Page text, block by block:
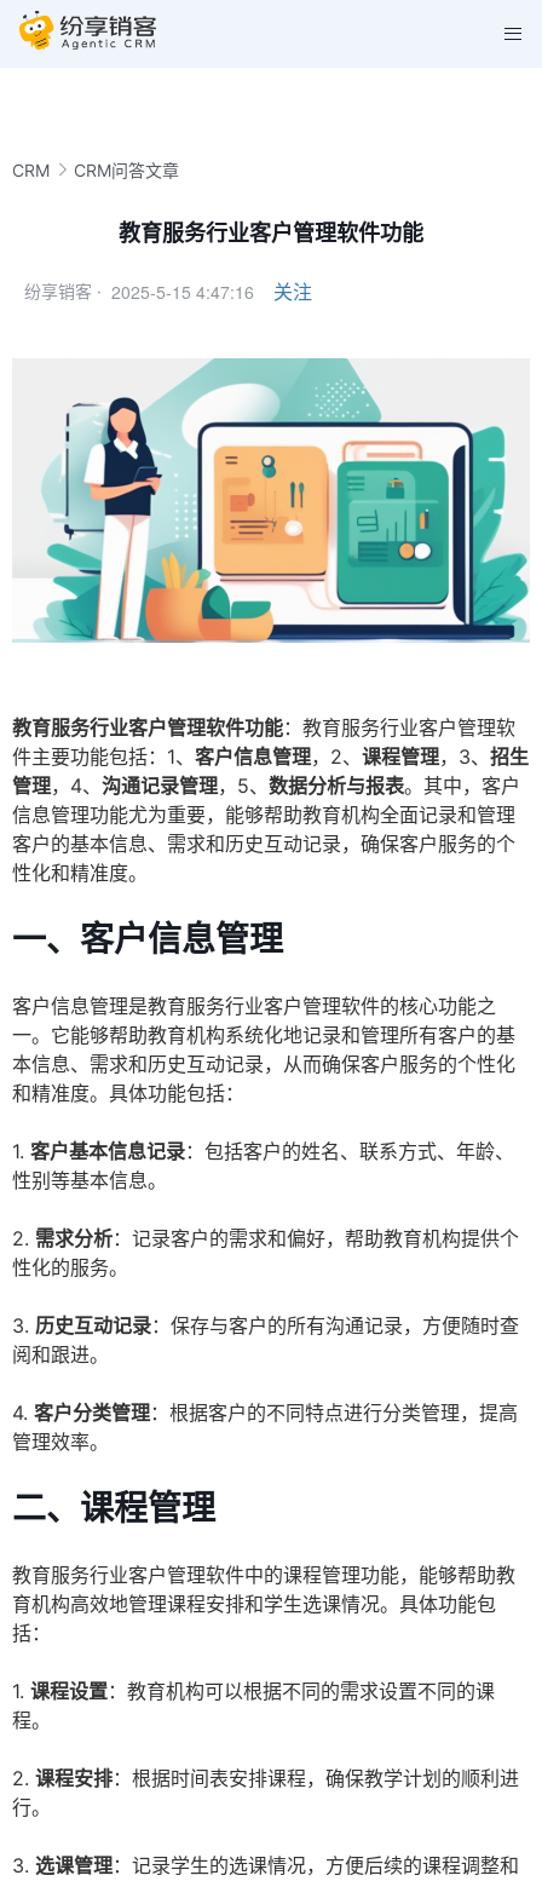
CRM CRM问答文章
教育服务行业客户管理软件功能
纷享销客 · 2025-5-15 4:47:16 关注
教育服务行业客户管理软件功能：教育服务行业客户管理软
件主要功能包括：1、 客户信息管理，2、 课程管理，3、 招生
管理，4、 沟通记录管理，5、 数据分析与报表。其中，客户
信息管理功能尤为重要，能够帮助教育机构全面记录和管理
客户的基本信息、需求和历史互动记录，确保客户服务的个
性化和精准度。
一、客户信息管理
客户信息管理是教育服务行业客户管理软件的核心功能之
一。它能够帮助教育机构系统化地记录和管理所有客户的基
本信息、需求和历史互动记录，从而确保客户服务的个性化
和精准度。具体功能包括：
1. 客户基本信息记录：包括客户的姓名、联系方式、年龄、
性别等基本信息。
2. 需求分析：记录客户的需求和偏好，帮助教育机构提供个
性化的服务。
3. 历史互动记录：保存与客户的所有沟通记录，方便随时查
阅和跟进。
4. 客户分类管理：根据客户的不同特点进行分类管理，提高
管理效率。
二、课程管理
教育服务行业客户管理软件中的课程管理功能，能够帮助教
育机构高效地管理课程安排和学生选课情况。具体功能包
括：
1. 课程设置：教育机构可以根据不同的需求设置不同的课
程。
2. 课程安排：根据时间表安排课程，确保教学计划的顺利进
行。
3. 选课管理：记录学生的选课情况，方便后续的课程调整和